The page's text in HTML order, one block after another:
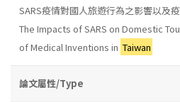
SARS疫情對國人旅遊行為之影響以及
The Impacts of SARS on Domestic
of Medical Inventions in Taiwan
論文屬性/Type